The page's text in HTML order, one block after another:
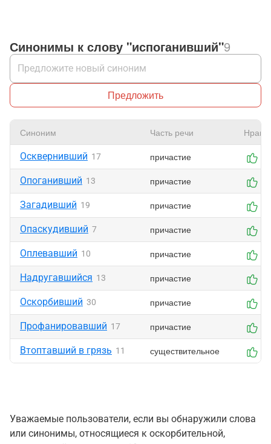
Синонимы к слову "испоганивший"9
Предложить
Синоним Часть речи
Осквернивший 17 причастие
Опоганивший 13 причастие
Загадивший 19 причастие
Опаскудивший 7 причастие
Оплевавший 10 причастие
Надругавшийся 13 причастие
Оскорбивший 30 причастие
Профанировавший 17 причастие
Втоптавший в грязь 11 существительное
Уважаемые пользователи, если вы обнаружили слова
или синонимы, относящиеся к оскорбительной,